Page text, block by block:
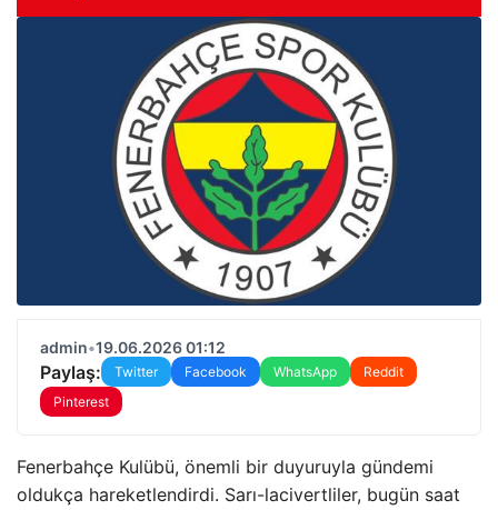
admin•19.06.2026 01:12
Paylaş: Twitter Facebook WhatsApp
Reddit
Pinterest
Fenerbahçe Kulübü, önemli bir duyuruyla gündemi
oldukça hareketlendirdi. Sarı-lacivertliler, bugün saat